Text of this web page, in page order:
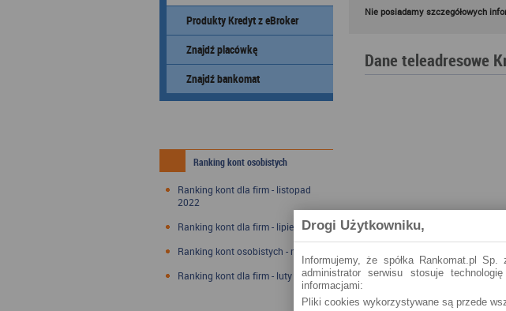
Produkty Kredyt z eBroker
Znajdź placówkę
Znajdź bankomat
Ranking kont osobistych
Ranking kont dla firm - listopad
2022
Ranking kont dla firm - lipiec 2022
Ranking kont osobistych - maj 2022
Ranking kont dla firm - luty 2022
Nie posiadamy szczegółowych
Dane teleadresowe
Drogi Użytkowniku,
Informujemy, że spółka Rankomat.pl
administrator serwisu stosuje
informacjami:
Pliki cookies wykorzystywane są przede